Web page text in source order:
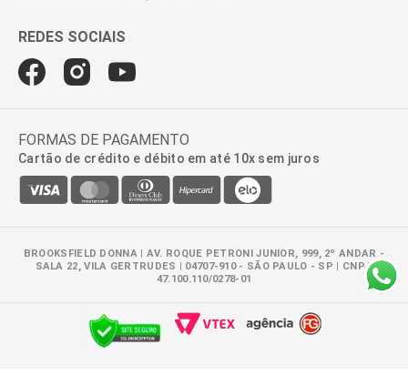
FORMAS DE PAGAMENTO
Cartão de crédito e débito em até 10x sem juros
BROOKSFIELD DONNA | AV. ROQUE PETRONI JUNIOR, 999, 2º ANDAR -
SALA 22, VILA GERTRUDES | 04707-910 - SÃO PAULO - SP | CNPJ:
47.100.110/0278-01